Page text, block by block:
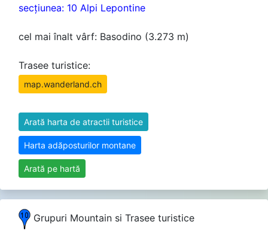
secţiunea: 10 Alpi Lepontine
cel mai înalt vârf: Basodino (3.273 m)
Trasee turistice:
map.wanderland.ch
Arată harta de atractii turistice
Harta adăposturilor montane
Arată pe hartă
Grupuri Mountain si Trasee turistice